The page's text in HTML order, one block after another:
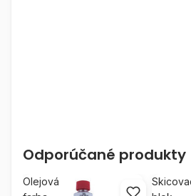
Odporúčané produkty
Olejová